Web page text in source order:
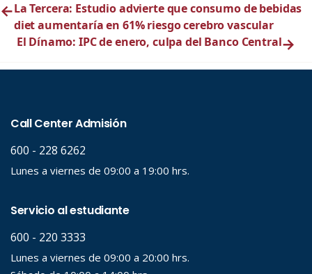
←La Tercera: Estudio advierte que consumo de bebidas
diet aumentaría en 61% riesgo cerebro vascular
El Dínamo: IPC de enero, culpa del Banco Central→